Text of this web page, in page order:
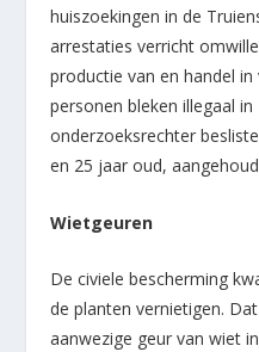
huiszoekingen in de
arrestaties verricht
productie van en handel
personen bleken illegaal
onderzoeksrechter
en 25 jaar oud,
Wietgeuren
De civiele bescherming
de planten vernietigen.
aanwezige geur van wiet